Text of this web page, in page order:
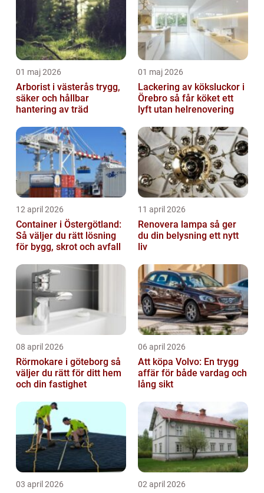
01 maj 2026
Arborist i västerås trygg,
säker och hållbar
hantering av träd
01 maj 2026
Lackering av köksluckor i
Örebro så får köket ett
lyft utan helrenovering
12 april 2026
Container i Östergötland:
Så väljer du rätt lösning
för bygg, skrot och avfall
11 april 2026
Renovera lampa så ger
du din belysning ett nytt
liv
08 april 2026
Rörmokare i göteborg så
väljer du rätt för ditt hem
och din fastighet
06 april 2026
Att köpa Volvo: En trygg
affär för både vardag och
lång sikt
03 april 2026 02 april 2026